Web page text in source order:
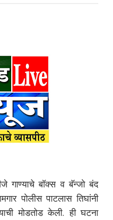
बॉक्स व बॅन्जो बंद
पोलीस पाटलास तिघांनी
मोडतोड केली. ही घटना